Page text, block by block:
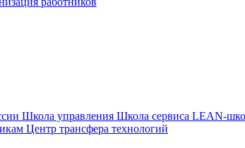
Школа управления Школа сервиса LEAN-
Центр трансфера технологий